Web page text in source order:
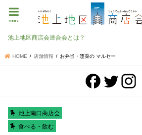
menu
池上地区商店会連合会とは？
HOME 店舗情報 お弁当・惣菜の マルセー
池上南口商店会
食べる・飲む